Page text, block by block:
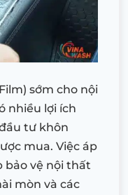
sớm cho nội
nhiều lợi ích
tư khôn
mua. Việc áp
bảo vệ nội thất
mòn và các